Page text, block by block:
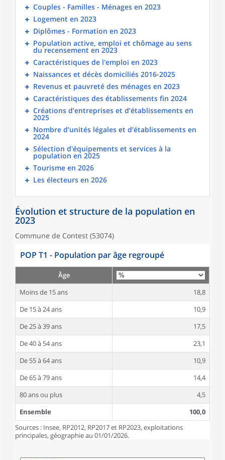
Couples - Familles - Ménages en 2023
Logement en 2023
Diplômes - Formation en 2023
Population active, emploi et chômage au sens
du recensement en 2023
Caractéristiques de l'emploi en 2023
Naissances et décès domiciliés 2016-2025
Revenus et pauvreté des ménages en 2023
Caractéristiques des établissements fin 2024
Créations d’entreprises et d’établissements en
2025
Nombre d’unités légales et d’établissements en
2024
Sélection d'équipements et services à la
population en 2025
Tourisme en 2026
Les électeurs en 2026
Évolution et structure de la population en
2023
Commune de Contest (53074)
POP T1 - Population par âge regroupé
Âge
Moins de 15 ans
18,8
De 15 à 24 ans
10,9
De 25 à 39 ans
17,5
De 40 à 54 ans
23,1
De 55 à 64 ans
10,9
De 65 à 79 ans
14,4
80 ans ou plus
4,5
Ensemble
100,0
Sources : Insee, RP2012, RP2017 et RP2023, exploitations
principales, géographie au 01/01/2026.